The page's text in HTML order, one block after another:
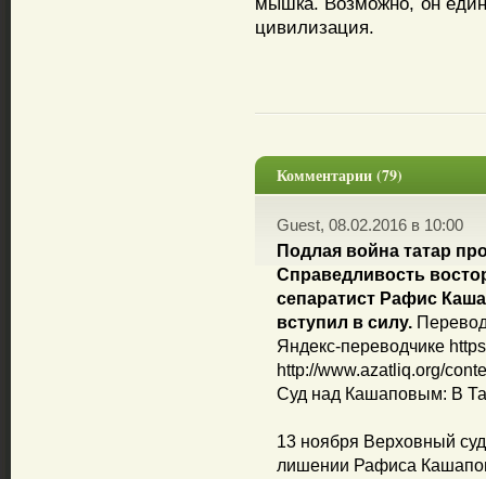
цивилизация.
Комментарии (79)
Guest, 08.02.2016 в 10:00
Подлая война татар
Справедливость
сепаратист Рафис
вступил в силу.
Яндекс-переводчике
http://www.azatliq.org/
Суд над Кашаповым: В
13 ноября Верховный
лишении Рафиса